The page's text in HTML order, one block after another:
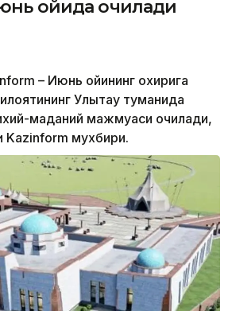
ойида очилади
– Июнь ойининг охирига
Улытау туманида
маданий мажмуаси очилади,
Kazinform мухбири.